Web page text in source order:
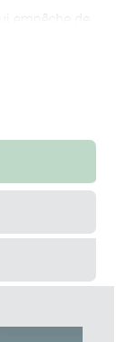
empêche de
du boitier
pour
de trépied ou
pour
34 cm)
de